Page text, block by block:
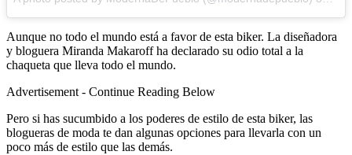
Aunque no todo el mundo está a favor de esta biker. La diseñadora
y bloguera Miranda Makaroff ha declarado su odio total a la
chaqueta que lleva todo el mundo.
Advertisement - Continue Reading Below
Pero si has sucumbido a los poderes de estilo de esta biker, las
blogueras de moda te dan algunas opciones para llevarla con un
poco más de estilo que las demás.